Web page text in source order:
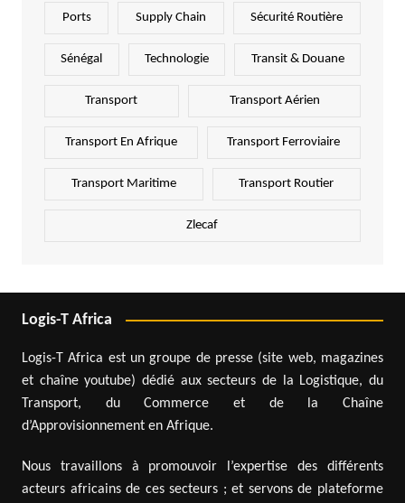
Ports Supply Chain Sécurité Routière
Sénégal Technologie Transit & Douane
Transport Transport Aérien
Transport En Afrique Transport Ferroviaire
Transport Maritime Transport Routier
Zlecaf
Logis-T Africa
Logis-T Africa est un groupe de presse (site web, magazines
et chaîne youtube) dédié aux secteurs de la Logistique, du
Transport, du Commerce et de la Chaîne
d’Approvisionnement en Afrique.
Nous travaillons à promouvoir l’expertise des différents
acteurs africains de ces secteurs ; et servons de plateforme